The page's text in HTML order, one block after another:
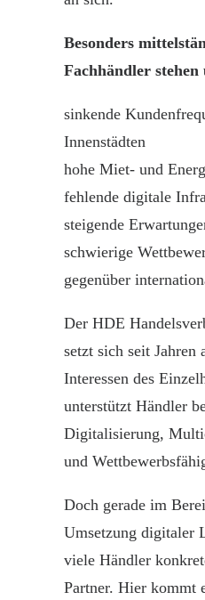
Besonders
Fachhändler
sinkende
Innenstädten
hohe Miet- und
fehlende digitale
steigende
schwierige
gegenüber
Der HDE
setzt sich seit
Interessen des
unterstützt Händler
Digitalisierung,
und
Doch gerade im
Umsetzung digitaler
viele Händler
Partner. Hier kommt